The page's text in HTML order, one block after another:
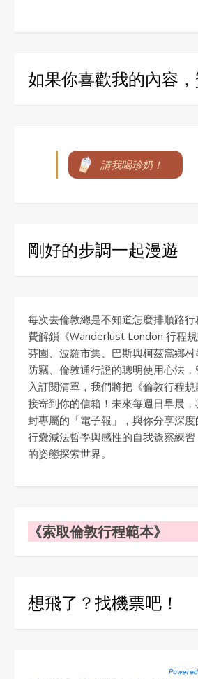
如果你喜歡我的內容，
請我喝珍奶！
剛好的步調一起漫遊
每次去倫敦總是不知道怎麼排順路
費解鎖《Wanderlust London 行程
芬園、波羅市集、巴斯與柯茲窩鄉村
防竊、倫敦通行證的聰明使用心法
入訂閱清單，我們將把《倫敦行程
接寄到你的信箱！未來每週日早晨
封專屬的「電子報」，與你分享深度
行囊減法哲學與感性的自我覺察練
的姿態探索世界。
《索取倫敦行程範本》
想飛了？找機票吧！